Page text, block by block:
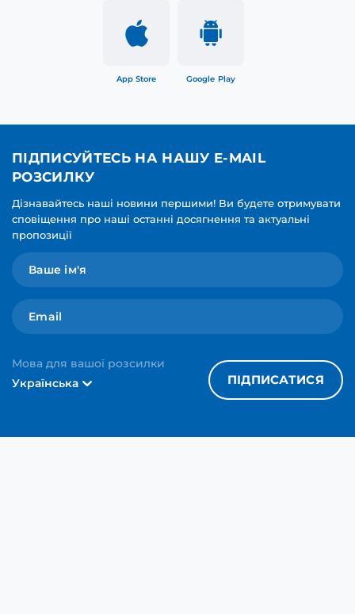
App Store Google Play
ПІДПИСУЙТЕСЬ НА НАШУ E-MAIL
РОЗСИЛКУ
Дізнавайтесь наші новини першими! Ви будете отримувати
сповіщення про наші останні досягнення та актуальні
пропозиції
Мова для вашої розсилки
Українська
ПІДПИСАТИСЯ